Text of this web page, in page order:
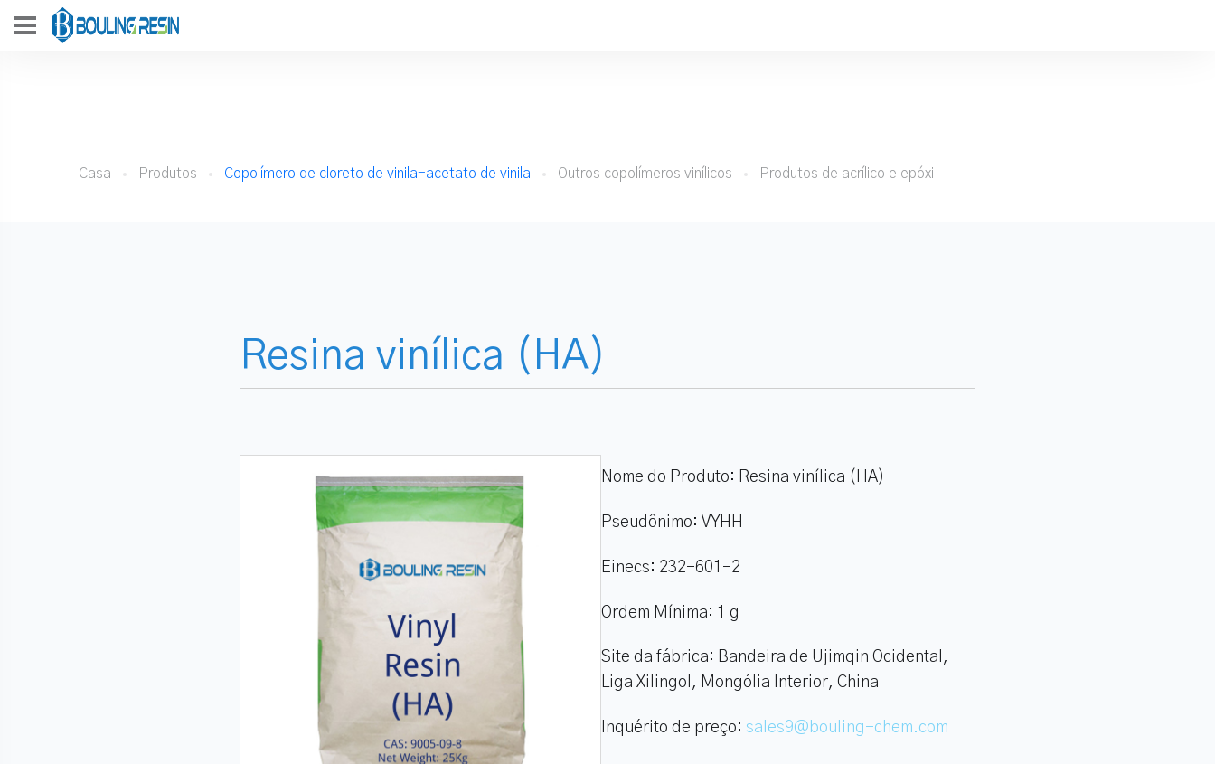
Casa Produtos Copolímero de cloreto de vinila-acetato de vinila Outros copolímeros vinílicos Produtos de acrílico e epóxi
Resina vinílica (HA)
Nome do Produto: Resina vinílica (HA)
Pseudônimo: VYHH
Einecs: 232-601-2
Ordem Mínima: 1 g
Site da fábrica: Bandeira de Ujimqin Ocidental,
Liga Xilingol, Mongólia Interior, China
Inquérito de preço: sales9@bouling-chem.com